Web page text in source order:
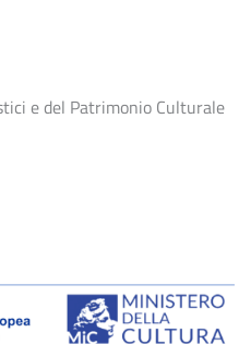
e del Patrimonio Culturale